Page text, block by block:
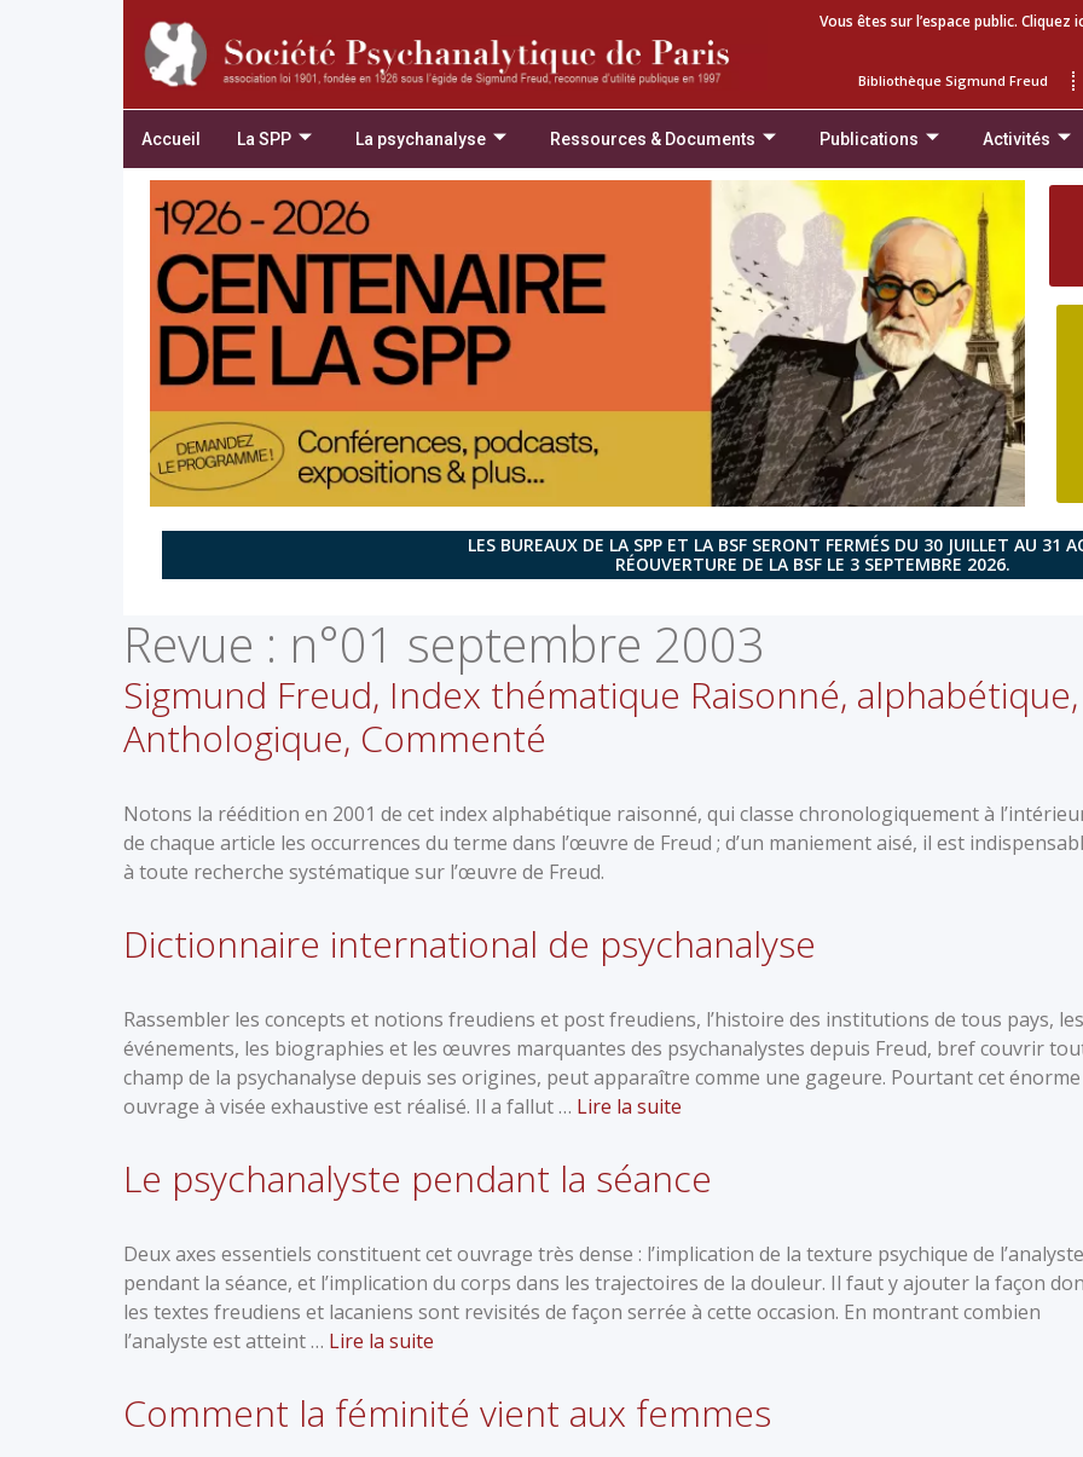
Vous êtes sur l’espace public.
Bibliothèque Sigmund Freud
Accueil La SPP La psychanalyse Ressources & Documents Publications Activités
LES BUREAUX DE LA SPP ET LA BSF SERONT FERMÉS DU 30 JUILLET AU 31
RÉOUVERTURE DE LA BSF LE 3 SEPTEMBRE 2026.
Revue : n°01 septembre 2003
Sigmund Freud, Index thématique Raisonné,
Anthologique, Commenté
Notons la réédition en 2001 de cet index alphabétique raisonné, qui classe chronologiquement à
de chaque article les occurrences du terme dans l’œuvre de Freud ; d’un maniement aisé, il est
à toute recherche systématique sur l’œuvre de Freud.
Dictionnaire international de psychanalyse
Rassembler les concepts et notions freudiens et post freudiens, l’histoire des institutions de tous pays, les
événements, les biographies et les œuvres marquantes des psychanalystes depuis Freud, bref couvrir
champ de la psychanalyse depuis ses origines, peut apparaître comme une gageure. Pourtant cet énorme
ouvrage à visée exhaustive est réalisé. Il a fallut … Lire la suite
Le psychanalyste pendant la séance
Deux axes essentiels constituent cet ouvrage très dense : l’implication de la texture psychique de l’analyste
pendant la séance, et l’implication du corps dans les trajectoires de la douleur. Il faut y ajouter la façon
les textes freudiens et lacaniens sont revisités de façon serrée à cette occasion. En montrant combien
l’analyste est atteint … Lire la suite
Comment la féminité vient aux femmes